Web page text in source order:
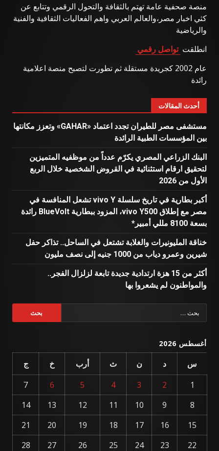
منصة صحفية عامة تهتم بالثقافة والتحول الرقمي وتتابع عن
كثي اخبار مصر،والعالم العربي واهم الفعاليات الثقافية والفنية
والرياضية
انطلقت تواصل رقمي
عام 2002 كجريدة مستقلة ثم تطورت لتصبح منصة اعلامية
رائدة
أحدث المقالات
مستشفى مصر للطيران تجدد اعتماد «GAHAR» وتعزز مكانتها
بين المؤسسات الطبية الرائدة
البنك الزراعي المصري يكرّم عدداً من موظفيه المتميزين
لتحقيق ارقام استثنائية في القروض الشخصية خلال الربع
الأول من 2026
أكبر بطارية في تاريخ سلسلة vivo Y تشعل المنافسة في
مصر مع إطلاق vivo Y500، المزود ببطارية BlueVolt رائدة
بسعة 8100 مللي أمبير*
خناقة المليونيرات والغلابة تشتعل في الساحل.. تذاكر حفل
شيرين وعمرو دياب من 1000 جنيه إلى نصف مليون
أكثر من 15 هزة ارتدادية جديدة تابعة لزلزال الفجر..
والمواطنون لم يشعروا بها
عن:
أغسطس 2026
س د ن ث أرب خ
ج
1
2
3
4
5
6
7
8
9
10
11
12
13
14
15
16
17
18
19
20
21
22
23
24
25
26
27
28